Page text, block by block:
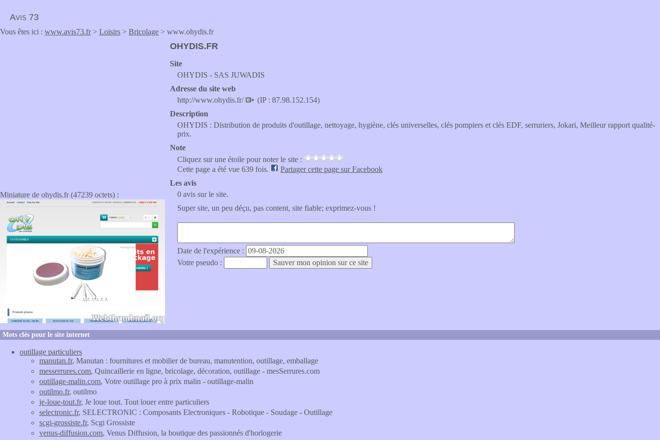
Avis 73
Vous êtes ici : www.avis73.fr> Loisirs > Bricolage > www.ohydis.fr
Miniature de ohydis.fr (47239 octets) :
OHYDIS.FR
Site
OHYDIS - SAS JUWADIS
Adresse du site web
http://www.ohydis.fr/
(IP : 87.98.152.154)
Description
OHYDIS : Distribution de produits d'outillage, nettoyage, hygiène, clés universelles, clés pompiers et clés EDF, serruriers, Jokari, Meilleur rapport qualité-
prix.
Note
Cliquez sur une étoile pour noter le site :
Cette page a été vue 639 fois.
Partager cette page sur Facebook
Les avis
0 avis sur le site.
Super site, un peu déçu, pas content, site fiable; exprimez-vous !
Date de l'expérience :
Votre pseudo :
Mots clés pour le site internet
outillage particuliers
manutan.fr, Manutan : fournitures et mobilier de bureau, manutention, outillage, emballage
messerrures.com, Quincaillerie en ligne, bricolage, décoration, outillage - mesSerrures.com
outillage-malin.com, Votre outillage pro à prix malin - outillage-malin
outilmo.fr, outilmo
je-loue-tout.fr, Je loue tout. Tout louer entre particuliers
selectronic.fr, SELECTRONIC : Composants Electroniques - Robotique - Soudage - Outillage
scgi-grossiste.fr, Scgi Grossiste
venus-diffusion.com, Venus Diffusion, la boutique des passionnés d'horlogerie